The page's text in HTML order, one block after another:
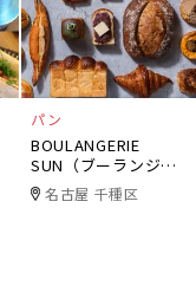
パン
BOULANGERIE
SUN（ブーランジェ
リー・サン）
名古屋 千種区